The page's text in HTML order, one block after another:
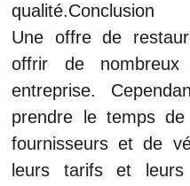
qualité.Conclusion
Une offre de
offrir de nombreux
entreprise.
prendre le temps
fournisseurs et de
leurs tarifs et leurs